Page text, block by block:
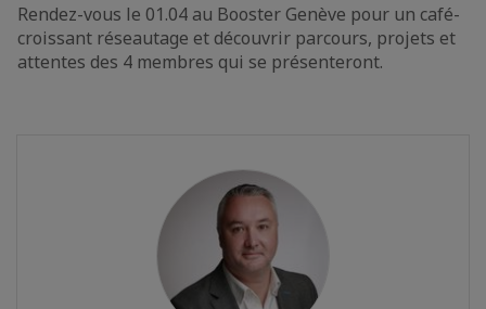
Rendez-vous le 01.04 au Booster Genève pour un café-
croissant réseautage et découvrir parcours, projets et
attentes des 4 membres qui se présenteront.